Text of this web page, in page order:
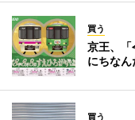
買う
京王、
にちな
買う